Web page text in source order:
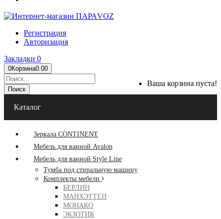
Регистрация
Авторизация
Закладки 0
0Корзина0.00
Ваша корзина пуста!
Поиск
Каталог
Зеркала CONTINENT
Мебель для ванной Avalon
Мебель для ванной Style Line
Тумба под стиральную машину
Комплекты мебели
БЕРЛИН
МАНХЭТТЕН
МОНАКО
ЭКЗОТИК